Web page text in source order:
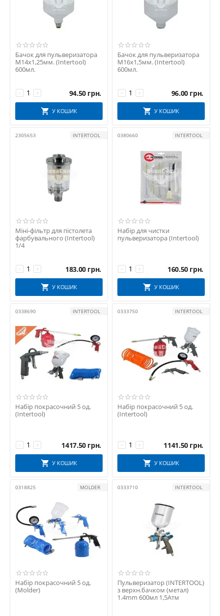
Бачок для пульверизатора
М14х1,25мм. (Intertool)
600мл.
+
− 94.50 грн.
У КОШИК
Бачок для пульверизатора
М16х1,5мм. (Intertool)
600мл.
+
− 96.00 грн.
У КОШИК
2305653 INTERTOOL
Міні-фільтр для пістолета
фарбувального (Intertool)
1/4
+
− 183.00 грн.
У КОШИК
0380660 INTERTOOL
Набір для чистки
пульверизатора (Intertool)
+
− 160.50 грн.
У КОШИК
0338690 INTERTOOL
Набір покрасочний 5 од.
(Intertool)
+
− 1417.50 грн.
У КОШИК
0333750 INTERTOOL
Набір покрасочний 5 од.
(Intertool)
+
− 1141.50 грн.
У КОШИК
0318825 MOLDER
Набір покрасочний 5 од.
(Molder)
0333710 INTERTOOL
Пульверизатор (INTERTOOL)
з верхн.бачком (метал)
1.4mm 600мл 1,5Атм